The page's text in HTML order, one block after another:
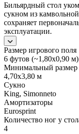
Бильярдный стол
сукном из
сохраняет
эксплуатации.
Размер игрового поля
6 футов (~1,80х0,90 м)
Минимальный
4,70х3,80 м
Сукно
King, Simonneto
Амортизаторы
Eurosprint
Количество ног у
4